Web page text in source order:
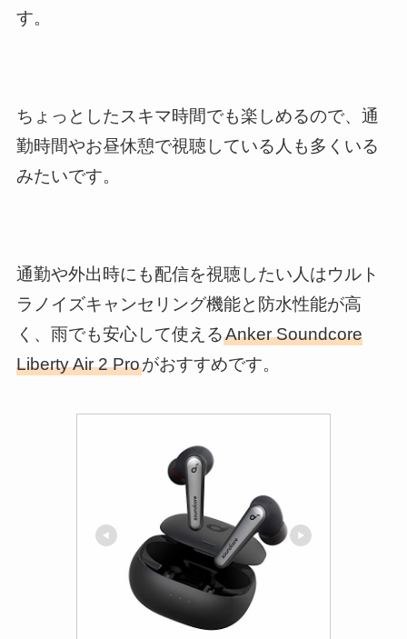
す。
ちょっとしたスキマ時間でも楽しめるので、通
勤時間やお昼休憩で視聴している人も多くいる
みたいです。
通勤や外出時にも配信を視聴したい人はウルト
ラノイズキャンセリング機能と防水性能が高
く、雨でも安心して使えるAnker Soundcore
Liberty Air 2 Proがおすすめです。